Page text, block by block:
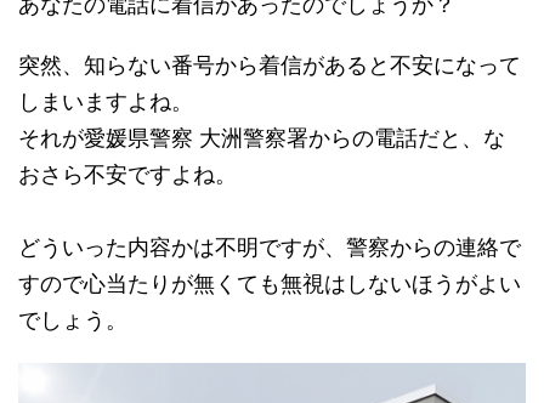
突然、知らない番号から着信があると不安になって
しまいますよね。
それが愛媛県警察 大洲警察署からの電話だと、な
おさら不安ですよね。
どういった内容かは不明ですが、警察からの連絡で
すので心当たりが無くても無視はしないほうがよい
でしょう。